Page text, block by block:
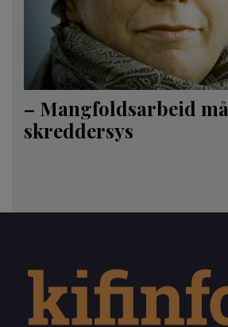
– Mangfolds­arbeid må
skreddersys